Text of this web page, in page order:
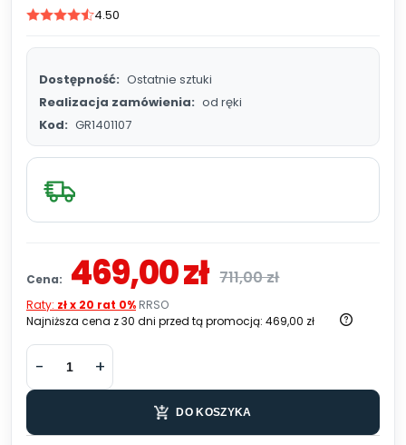
4.50
Dostępność: Ostatnie sztuki
Realizacja zamówienia: od ręki
Kod: GR1401107
Cena: 469,00 zł 711,00 zł
Raty: zł x 20 rat 0% RRSO
Najniższa cena z 30 dni przed tą promocją: 469,00 zł
DO KOSZYKA